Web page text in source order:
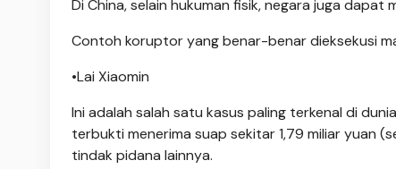
Di China, selain hukuman fisik, negara juga dapat
Contoh koruptor yang benar-benar dieksekusi
•Lai Xiaomin
Ini adalah salah satu kasus paling terkenal di
terbukti menerima suap sekitar 1,79 miliar yuan
tindak pidana lainnya.